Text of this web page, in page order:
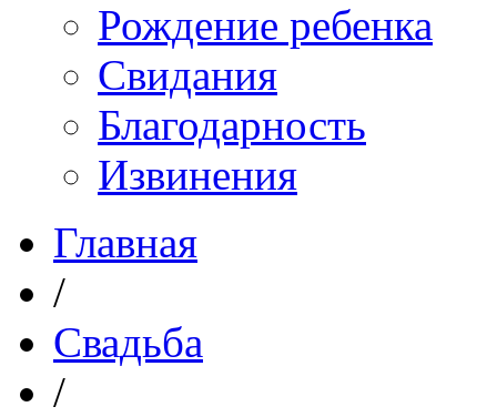
Рождение ребенка
Свидания
Благодарность
Извинения
Главная
/
Свадьба
/